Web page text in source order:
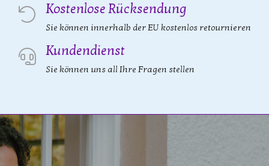
Kostenlose Rücksendung
Sie können innerhalb der EU kostenlos retournieren
Kundendienst
Sie können uns all Ihre Fragen stellen